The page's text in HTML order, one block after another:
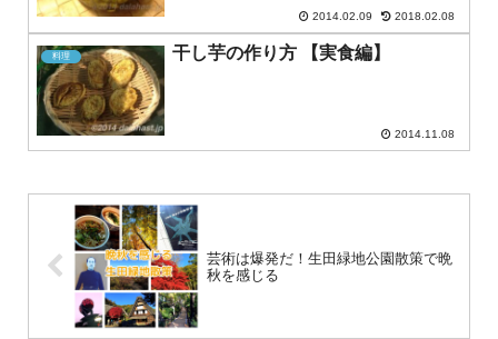
2014.02.09 2018.02.08
料理 干し芋の作り方 【実食編】
2014.11.08
芸術は爆発だ！生田緑地公園散策で晩
秋を感じる